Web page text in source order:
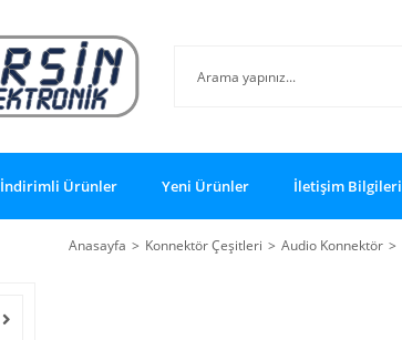
İndirimli Ürünler Yeni Ürünler İletişim Bilgileri
Anasayfa Konnektör Çeşitleri Audio Konnektör